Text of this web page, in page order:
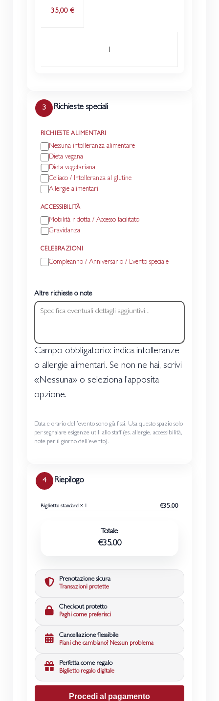
35,00 €
3 Richieste speciali
RICHIESTE ALIMENTARI
Nessuna intolleranza alimentare
Dieta vegana
Dieta vegetariana
Celiaco / Intolleranza al glutine
Allergie alimentari
ACCESSIBILITÀ
Mobilità ridotta / Accesso facilitato
Gravidanza
CELEBRAZIONI
Compleanno / Anniversario / Evento speciale
Altre richieste o note
Campo obbligatorio: indica intolleranze
o allergie alimentari. Se non ne hai, scrivi
«Nessuna» o seleziona l’apposita
opzione.
Data e orario dell’evento sono già fissi. Usa questo spazio solo
per segnalare esigenze utili allo staff (es. allergie, accessibilità,
note per il giorno dell’evento).
4 Riepilogo
Biglietto standard × 1 €35.00
Totale
€35.00
Prenotazione sicura
Transazioni protette
Checkout protetto
Paghi come preferisci
Cancellazione flessibile
Piani che cambiano? Nessun problema
Perfetta come regalo
Biglietto regalo digitale
Procedi al pagamento